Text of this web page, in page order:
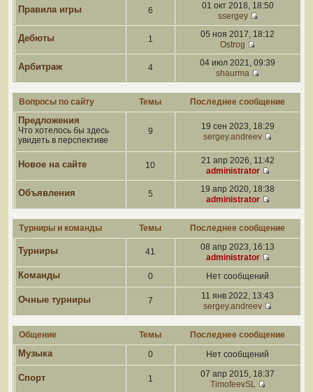
Правила игры 6
01 окт 2018, 18:50
ssergey
Дебюты 1
05 ноя 2017, 18:12
Ostrog
Арбитраж 4
04 июл 2021, 09:39
shaurma
Вопросы по сайту Темы Последнее сообщение
Предложения
Что хотелось бы здесь
увидеть в перспективе
9
19 сен 2023, 18:29
sergey.andreev
Новое на сайте 10
21 апр 2026, 11:42
administrator
Объявления 5
19 апр 2020, 18:38
administrator
Турниры и команды Темы Последнее сообщение
Турниры 41
08 апр 2023, 16:13
administrator
Команды 0 Нет сообщений
Очные турниры 7
11 янв 2022, 13:43
sergey.andreev
Общение Темы Последнее сообщение
Музыка 0 Нет сообщений
Спорт 1
07 апр 2015, 18:37
TimofeevSL